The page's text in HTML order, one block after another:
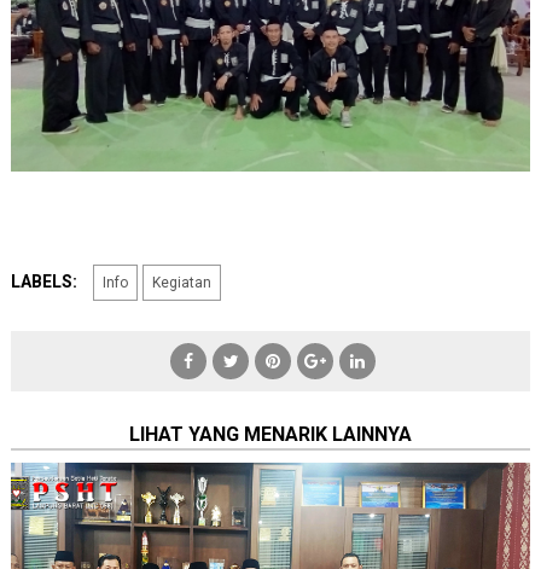
LABELS: Info Kegiatan
LIHAT YANG MENARIK LAINNYA